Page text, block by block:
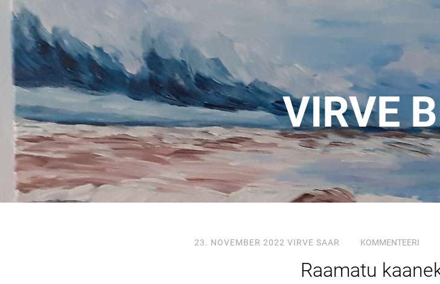
VIRVE
23. NOVEMBER 2022 VIRVE SAAR KOMMENTEERI
Raamatu